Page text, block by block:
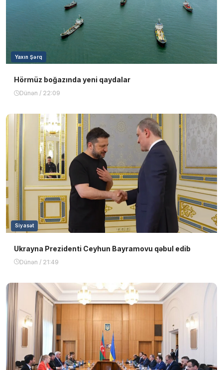
Yaxın Şərq
Hörmüz boğazında yeni qaydalar
Dünən / 22:09
Siyasət
Ukrayna Prezidenti Ceyhun Bayramovu qəbul edib
Dünən / 21:49